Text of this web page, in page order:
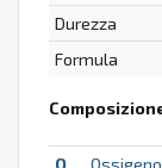
Durezza
Formula
O Ossigeno